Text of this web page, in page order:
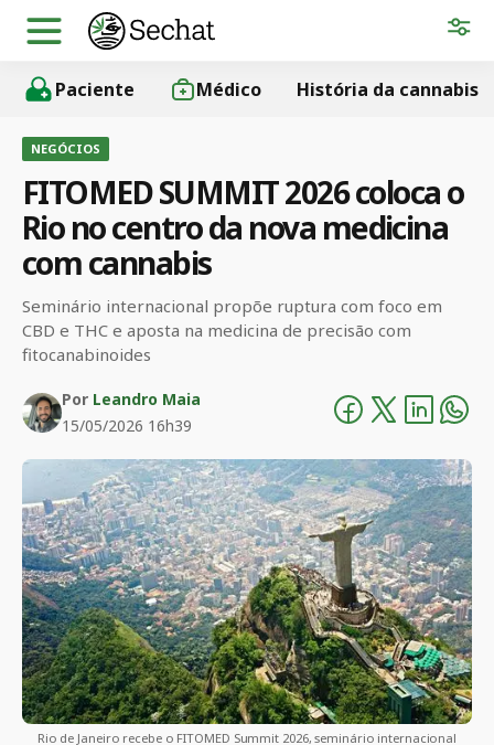
Paciente Médico História da cannabis
NEGÓCIOS
FITOMED SUMMIT 2026 coloca o
Rio no centro da nova medicina
com cannabis
Seminário internacional propõe ruptura com foco em
CBD e THC e aposta na medicina de precisão com
fitocanabinoides
Por Leandro Maia
15/05/2026 16h39
Rio de Janeiro recebe o FITOMED Summit 2026, seminário internacional